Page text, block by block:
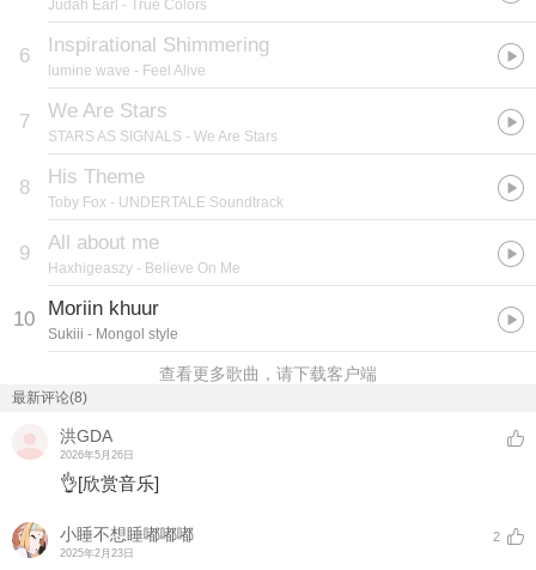
Judah Earl - True Colors
6 Inspirational Shimmering
lumine wave - Feel Alive
7 We Are Stars
STARS AS SIGNALS - We Are Stars
8 His Theme
Toby Fox - UNDERTALE Soundtrack
9 All about me
Haxhigeaszy - Believe On Me
10 Moriin khuur
Sukiii - Mongol style
查看更多歌曲，请下载客户端
最新评论(8)
洪GDA
2026年5月26日
👌[欣赏音乐]
小睡不想睡嘟嘟嘟
2025年2月23日
2